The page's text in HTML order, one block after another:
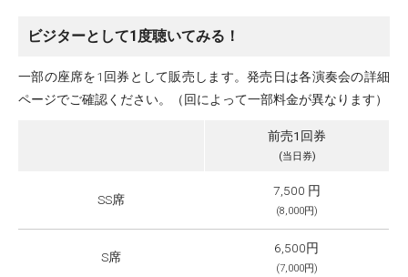
ビジターとして1度聴いてみる！
一部の座席を1回券として販売します。発売日は各演奏会の詳細
ページでご確認ください。（回によって一部料金が異なります）
前売1回券
(当日券)
SS席
7,500 円
(8,000円)
S席
6,500円
(7,000円)